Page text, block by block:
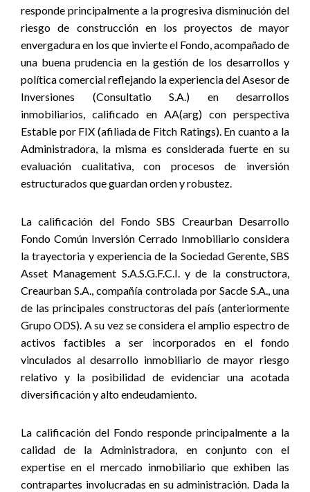
responde principalmente a la progresiva disminución del
riesgo de construcción en los proyectos de mayor
envergadura en los que invierte el Fondo, acompañado de
una buena prudencia en la gestión de los desarrollos y
política comercial reflejando la experiencia del Asesor de
Inversiones (Consultatio S.A.) en desarrollos
inmobiliarios, calificado en AA(arg) con perspectiva
Estable por FIX (afiliada de Fitch Ratings). En cuanto a la
Administradora, la misma es considerada fuerte en su
evaluación cualitativa, con procesos de inversión
estructurados que guardan orden y robustez.
La calificación del Fondo SBS Creaurban Desarrollo
Fondo Común Inversión Cerrado Inmobiliario considera
la trayectoria y experiencia de la Sociedad Gerente, SBS
Asset Management S.A.S.G.F.C.I. y de la constructora,
Creaurban S.A., compañía controlada por Sacde S.A., una
de las principales constructoras del país (anteriormente
Grupo ODS). A su vez se considera el amplio espectro de
activos factibles a ser incorporados en el fondo
vinculados al desarrollo inmobiliario de mayor riesgo
relativo y la posibilidad de evidenciar una acotada
diversificación y alto endeudamiento.
La calificación del Fondo responde principalmente a la
calidad de la Administradora, en conjunto con el
expertise en el mercado inmobiliario que exhiben las
contrapartes involucradas en su administración. Dada la